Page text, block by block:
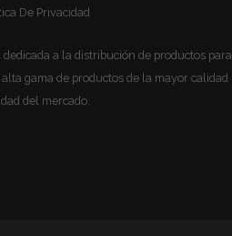
De Privacidad
a la distribución de productos para
gama de productos de la mayor calidad
del mercado.